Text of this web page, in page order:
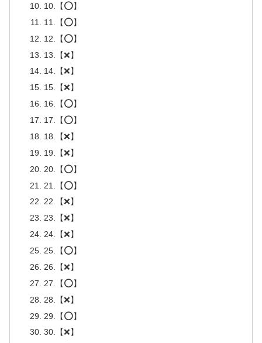
10.【⭕】
11.【⭕】
12.【⭕】
13.【❌】
14.【❌】
15.【❌】
16.【⭕】
17.【⭕】
18.【❌】
19.【❌】
20.【⭕】
21.【⭕】
22.【❌】
23.【❌】
24.【❌】
25.【⭕】
26.【❌】
27.【⭕】
28.【❌】
29.【⭕】
30.【❌】